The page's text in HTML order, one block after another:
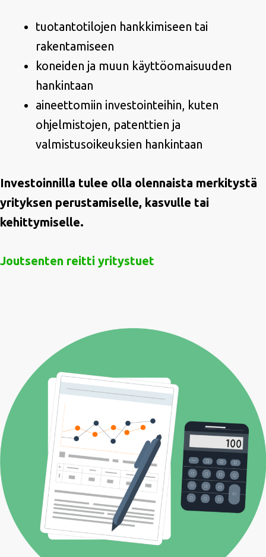
tuotantotilojen hankkimiseen tai
rakentamiseen
koneiden ja muun käyttöomaisuuden
hankintaan
aineettomiin investointeihin, kuten
ohjelmistojen, patenttien ja
valmistusoikeuksien hankintaan
Investoinnilla tulee olla olennaista merkitystä
yrityksen perustamiselle, kasvulle tai
kehittymiselle.
Joutsenten reitti yritystuet